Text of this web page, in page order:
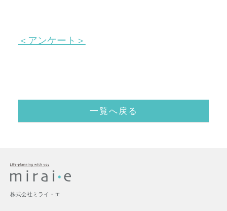
＜アンケート＞
一覧へ戻る
株式会社ミライ・エ